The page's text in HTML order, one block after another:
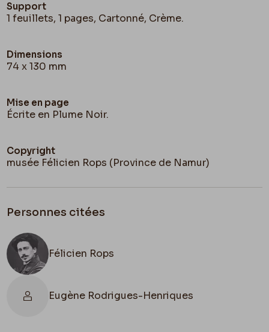
Support
1 feuillets, 1 pages, Cartonné, Crème.
Dimensions
74 x 130 mm
Mise en page
Écrite en Plume Noir.
Copyright
musée Félicien Rops (Province de Namur)
Personnes citées
Félicien Rops
Eugène Rodrigues-Henriques